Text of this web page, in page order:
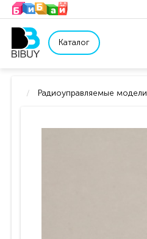
Каталог
Радиоуправляемые модели